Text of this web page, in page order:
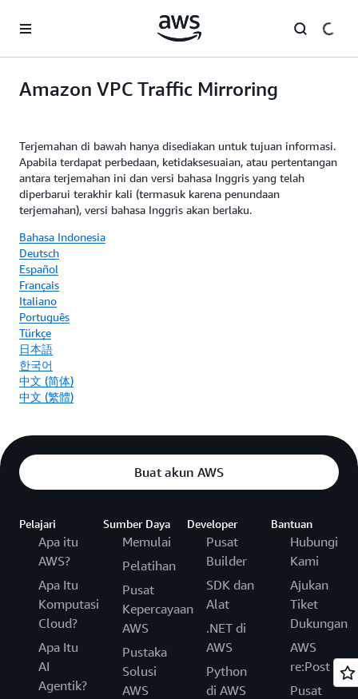
Amazon VPC Traffic Mirroring
Terjemahan di bawah hanya disediakan untuk tujuan informasi.
Apabila terdapat perbedaan, ketidaksesuaian, atau pertentangan
antara terjemahan ini dan versi bahasa Inggris yang telah
diperbarui terakhir kali (termasuk karena penundaan
terjemahan), versi bahasa Inggris akan berlaku.
Bahasa Indonesia
Deutsch
Español
Français
Italiano
Português
Türkçe
日本語
한국어
中文 (简体)
中文 (繁體)
Buat akun AWS
Pelajari
Apa itu
AWS?
Apa Itu
Komputasi
Cloud?
Apa Itu
AI
Agentik?
Sumber Daya
Memulai
Pelatihan
Pusat
Kepercayaan
AWS
Pustaka
Solusi
AWS
Developer
Pusat
Builder
SDK dan
Alat
.NET di
AWS
Python
di AWS
Bantuan
Hubungi
Kami
Ajukan
Tiket
Dukungan
AWS
re:Post
Pusat